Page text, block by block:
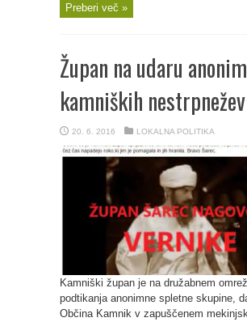
Preberi več »
Župan na udaru
kamniških nestrpnežev
20. 6. 2016 LOKALNA POLITIKA
Kamniški župan je na družabnem
podtikanja anonimne spletne skupine,
Občina Kamnik v zapuščenem